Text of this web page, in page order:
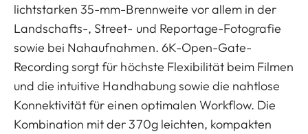
lichtstarken 35-mm-Brennweite vor allem in der
Landschafts-, Street- und Reportage-Fotografie
sowie bei Nahaufnahmen. 6K-Open-Gate-
Recording sorgt für höchste Flexibilität beim Filmen
und die intuitive Handhabung sowie die nahtlose
Konnektivität für einen optimalen Workflow. Die
Kombination mit der 370g leichten, kompakten